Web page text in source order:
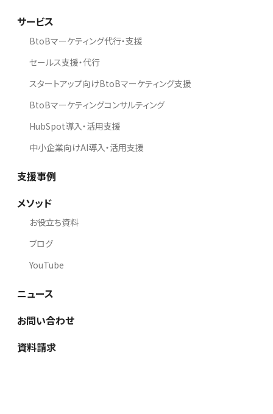
サービス
BtoBマーケティング代行・支援
セールス支援・代行
スタートアップ向けBtoBマーケティング支援
BtoBマーケティングコンサルティング
HubSpot導入・活用支援
中小企業向けAI導入・活用支援
支援事例
メソッド
お役立ち資料
ブログ
YouTube
ニュース
お問い合わせ
資料請求